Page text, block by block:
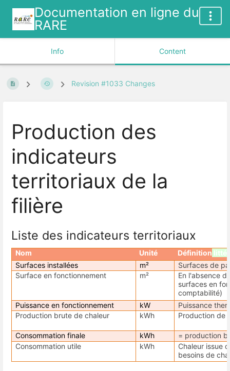
Documentation en ligne du
RARE
Info Content
Revision #1033 Changes
Production des
indicateurs
territoriaux de la
filière
Liste des indicateurs territoriaux
Nom Unité Définition
Surfaces installées
m²
Surfaces de
Surface en fonctionnement
m²
En l'absence
surfaces en
comptabilité)
Puissance en fonctionnement
kW
Puissance
Production brute de chaleur
kWh Production de
Consommation finale kWh
= production
Consommation utile
kWh
Chaleur issue
besoins de